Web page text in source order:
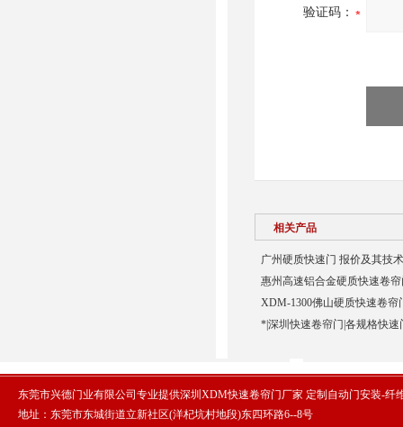
验证码：
相关产品
广州硬质快速门 报价及其技
惠州高速铝合金硬质快速卷
XDM-1300佛山硬质快速卷帘
*|深圳快速卷帘门|各规格快速
东莞市兴德门业有限公司专业提供深圳XDM快速卷帘门厂家 定制自动门安装-纤
地址：东莞市东城街道立新社区(洋杞坑村地段)东四环路6--8号